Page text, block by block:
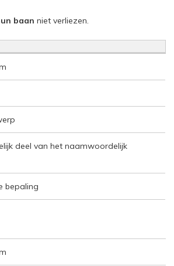
baan niet verliezen.
deel van het naamwoordelijk
bepaling